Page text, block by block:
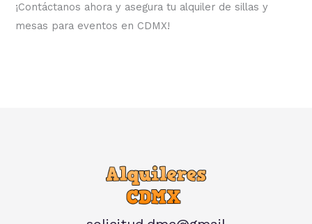
¡Contáctanos ahora y asegura tu alquiler de sillas y
mesas para eventos en CDMX!